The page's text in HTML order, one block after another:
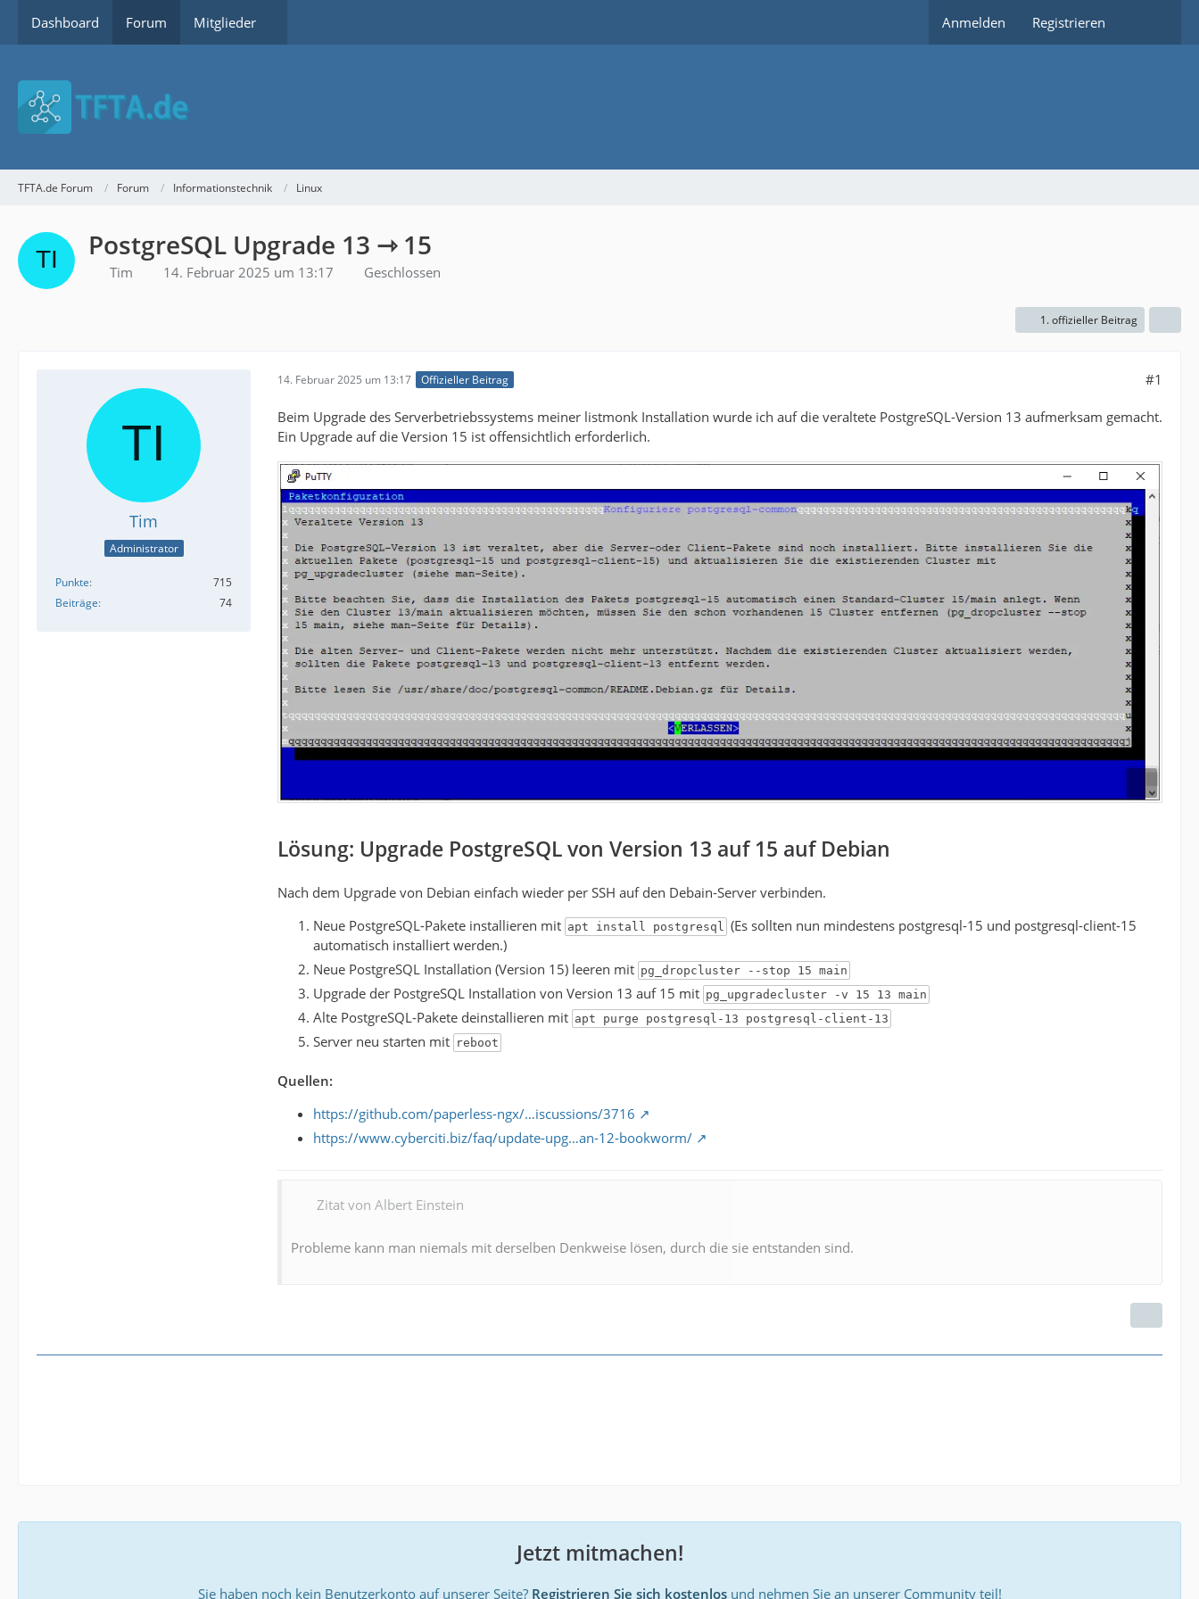
Dashboard Forum Mitglieder Anmelden Registrieren
TFTA.de Forum Forum Informationstechnik Linux
PostgreSQL Upgrade 13 ⇾ 15
Tim 14. Februar 2025 um 13:17 Geschlossen
1. offizieller Beitrag
Tim
Administrator
Punkte
715
Beiträge
74
14. Februar 2025 um 13:17 Offizieller Beitrag #1
Beim Upgrade des Serverbetriebssystems meiner listmonk Installation wurde ich auf die veraltete PostgreSQL-Version 13 aufmerksam gemacht.
Ein Upgrade auf die Version 15 ist offensichtlich erforderlich.
Lösung: Upgrade PostgreSQL von Version 13 auf 15 auf Debian
Nach dem Upgrade von Debian einfach wieder per SSH auf den Debain-Server verbinden.
Neue PostgreSQL-Pakete installieren mit apt install postgresql
(Es sollten nun mindestens postgresql-15 und postgresql-client-15
automatisch installiert werden.)
Neue PostgreSQL Installation (Version 15) leeren mit pg_dropcluster --stop 15 main
Upgrade der PostgreSQL Installation von Version 13 auf 15 mit pg_upgradecluster -v 15 13 main
Alte PostgreSQL-Pakete deinstallieren mit apt purge postgresql-13 postgresql-client-13
Server neu starten mit reboot
Quellen:
https://github.com/paperless-ngx/…iscussions/3716
https://www.cyberciti.biz/faq/update-upg…an-12-bookworm/
Zitat von Albert Einstein
Probleme kann man niemals mit derselben Denkweise lösen, durch die sie entstanden sind.
Jetzt mitmachen!
Sie haben noch kein Benutzerkonto auf unserer Seite? Registrieren Sie sich kostenlosund nehmen Sie an unserer Community teil!